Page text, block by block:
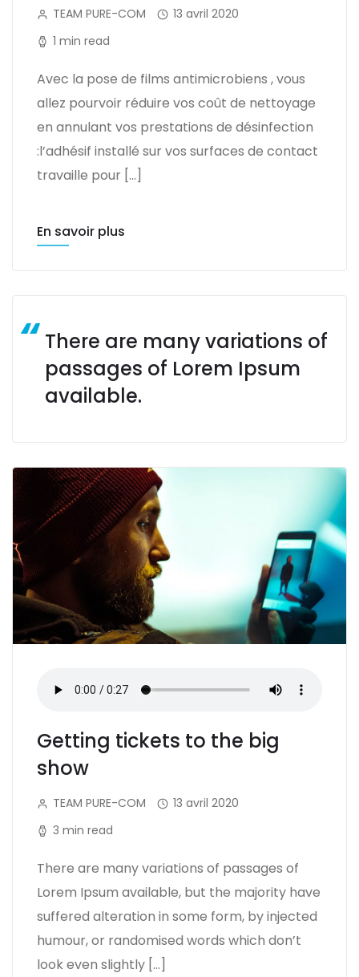
TEAM PURE-COM
13 avril 2020
1 min read
Avec la pose de films antimicrobiens , vous
allez pourvoir réduire vos coût de nettoyage
en annulant vos prestations de désinfection
:l’adhésif installé sur vos surfaces de contact
travaille pour […]
En savoir plus
There are many variations of
passages of Lorem Ipsum
available.
Getting tickets to the big
show
TEAM PURE-COM
13 avril 2020
3 min read
There are many variations of passages of
Lorem Ipsum available, but the majority have
suffered alteration in some form, by injected
humour, or randomised words which don’t
look even slightly […]